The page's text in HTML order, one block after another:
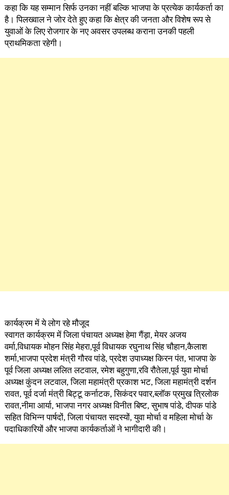
कहा कि यह सम्मान सिर्फ उनका नहीं बल्कि भाजपा के प्रत्येक कार्यकर्ता का
है। पिलख्वाल ने जोर देते हुए कहा कि क्षेत्र की जनता और विशेष रूप से
युवाओं के लिए रोजगार के नए अवसर उपलब्ध कराना उनकी पहली
प्राथमिकता रहेगी।
कार्यक्रम में ये लोग रहे मौजूद
स्वागत कार्यक्रम में जिला पंचायत अध्यक्ष हेमा गैंड़ा, मेयर अजय
वर्मा,विधायक मोहन सिंह मेहरा,पूर्व विधायक रघुनाथ सिंह चौहान,कैलाश
शर्मा,भाजपा प्रदेश मंत्री गौरव पांडे, प्रदेश उपाध्यक्ष किरन पंत, भाजपा के
पूर्व जिला अध्यक्ष ललित लटवाल, रमेश बहुगुणा,रवि रौतेला,पूर्व युवा मोर्चा
अध्यक्ष कुंदन लटवाल, जिला महामंत्री प्रकाश भट, जिला महामंत्री दर्शन
रावत, पूर्व दर्जा मंत्री बिट्टू कर्नाटक, सिकंदर पवार,ब्लॉक प्रमुख त्रिलोक
रावत,नीमा आर्या, भाजपा नगर अध्यक्ष विनीत बिष्ट, सुभाष पांडे, दीपक पांडे
सहित विभिन्न पार्षदों, जिला पंचायत सदस्यों, युवा मोर्चा व महिला मोर्चा के
पदाधिकारियों और भाजपा कार्यकर्ताओं ने भागीदारी की।